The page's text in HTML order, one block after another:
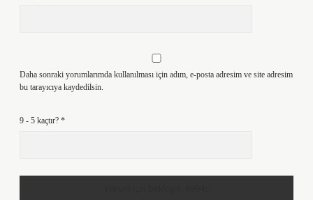
Daha sonraki yorumlarımda kullanılması için adım, e-posta adresim ve site adresim
bu tarayıcıya kaydedilsin.
9 - 5 kaçtır? *